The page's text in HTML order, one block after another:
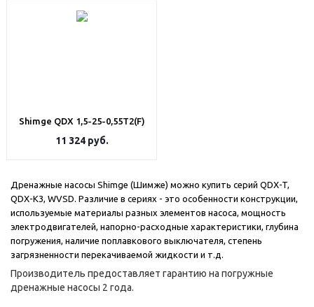
Shimge QDX 1,5-25-0,55T2(F)
11 324руб.
Дренажные насосы Shimge (Шимже) можно купить серий QDX-T,
QDX-К3, WVSD. Различие в сериях - это особенности конструкции,
используемые материалы разных элементов насоса, мощность
электродвигателей, напорно-расходные характеристики, глубина
погружения, наличие поплавкового выключателя, степень
загрязненности перекачиваемой жидкости и т.д.
Производитель предоставляет гарантию на погружные
дренажные насосы 2 года.